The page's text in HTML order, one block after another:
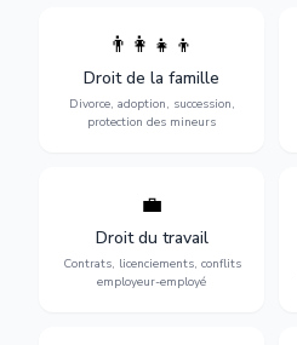
👨‍👩‍👧‍👦
Droit de la famille
Divorce, adoption, succession,
protection des mineurs
Divorce, garde d'enfants,
adoption, succession et
protection des personnes
vulnérables.
💼
Droit du travail
Contrats, licenciements, conflits
employeur-employé
Protection de vos droits au
licenciements, harcèlement,
discrimination et conflits
avec l'employeur.